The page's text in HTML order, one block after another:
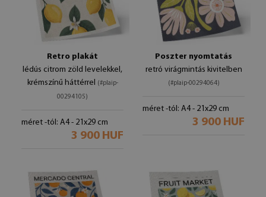
Retro plakát
lédús citrom zöld levelekkel,
krémszínű háttérrel (#plaip-
00294105)
méret -tól: A4 - 21x29 cm
3 900 HUF
Poszter nyomtatás
retró virágmintás kivitelben
(#plaip-00294064)
méret -tól: A4 - 21x29 cm
3 900 HUF